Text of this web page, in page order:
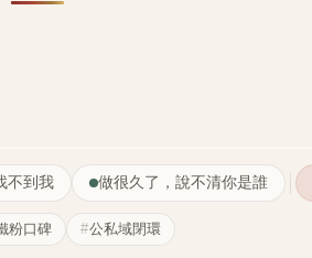
不到我 做很久了，說不清你是誰
粉口碑 公私域閉環